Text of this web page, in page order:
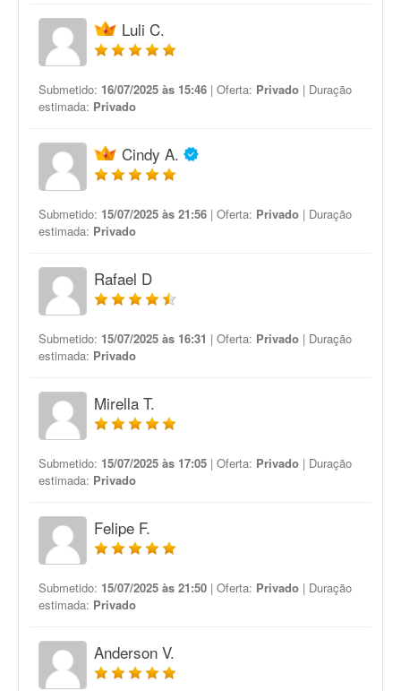
Luli C.
Submetido: 16/07/2025 às 15:46 | Oferta: Privado | Duração
estimada: Privado
Cindy A.
Submetido: 15/07/2025 às 21:56 | Oferta: Privado | Duração
estimada: Privado
Rafael D
Submetido: 15/07/2025 às 16:31 | Oferta: Privado | Duração
estimada: Privado
Mirella T.
Submetido: 15/07/2025 às 17:05 | Oferta: Privado | Duração
estimada: Privado
Felipe F.
Submetido: 15/07/2025 às 21:50 | Oferta: Privado | Duração
estimada: Privado
Anderson V.